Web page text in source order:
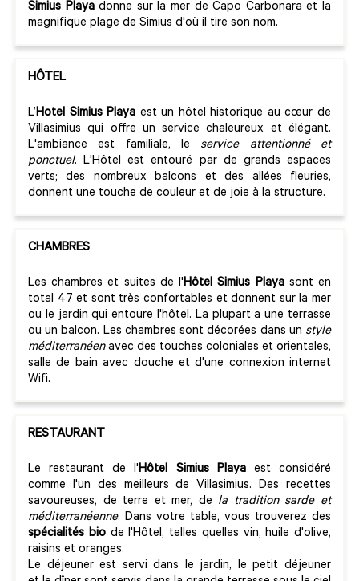
Simius Playadonne sur la mer de Capo Carbonara et la
magnifique plage de Simius d'où il tire son nom.
HÔTEL
L’Hotel Simius Playa est un hôtel historique au cœur de
Villasimius qui offre un service chaleureux et élégant.
L'ambiance est familiale, le service attentionné et
ponctuel. L'Hôtel est entouré par de grands espaces
verts; des nombreux balcons et des allées fleuries,
donnent une touche de couleur et de joie à la structure.
CHAMBRES
Les chambres et suites de l'Hôtel Simius Playasont en
total 47 et sont très confortables et donnent sur la mer
ou le jardin qui entoure l'hôtel. La plupart a une terrasse
ou un balcon. Les chambres sont décorées dans un style
méditerranéenavec des touches coloniales et orientales,
salle de bain avec douche et d'une connexion internet
Wifi.
RESTAURANT
Le restaurant de l'Hôtel Simius Playaest considéré
comme l'un des meilleurs de Villasimius. Des recettes
savoureuses, de terre et mer, de la tradition sarde et
méditerranéenne. Dans votre table, vous trouverez des
spécialités biode l'Hôtel, telles quelles vin, huile d'olive,
raisins et oranges.
Le déjeuner est servi dans le jardin, le petit déjeuner